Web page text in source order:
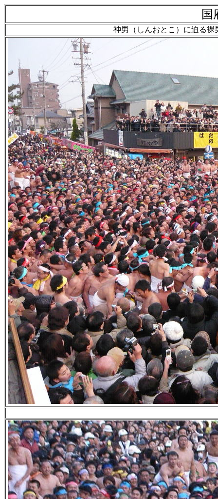
国
神男（しんおとこ）に迫る